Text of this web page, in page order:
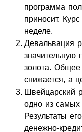
программа
приносит.
неделе.
Девальвация
значительную
золота. Общее
снижается, а
Швейцарский
одно из
Результаты
денежно-